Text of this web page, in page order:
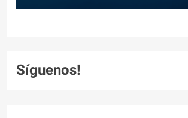
Síguenos!